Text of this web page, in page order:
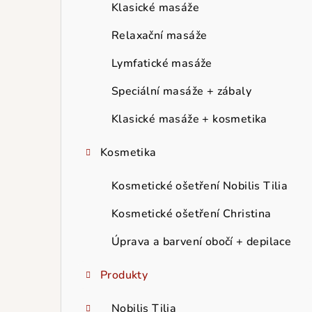
Klasické masáže
Relaxační masáže
Lymfatické masáže
Speciální masáže + zábaly
Klasické masáže + kosmetika
Kosmetika
Kosmetické ošetření Nobilis Tilia
Kosmetické ošetření Christina
Úprava a barvení obočí + depilace
Produkty
Nobilis Tilia